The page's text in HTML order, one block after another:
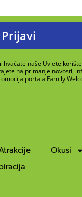
Prijavi
naše Uvjete
na primanje novosti,
portala Family
Okusi